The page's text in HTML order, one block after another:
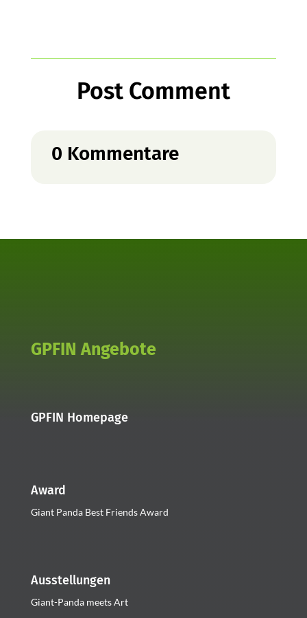
Post Comment
0 Kommentare
GPFIN Angebote
GPFIN Homepage
Award
Giant Panda Best Friends Award
Ausstellungen
Giant-Panda meets Art